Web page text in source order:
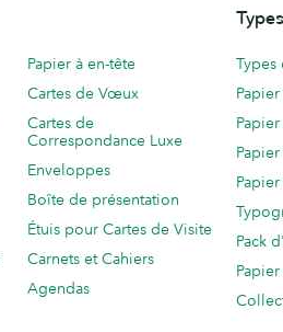
Papier à en-tête
Cartes de Vœux
Cartes de
Correspondance Luxe
Enveloppes
Boîte de présentation
Étuis pour Cartes de Visite
Carnets et Cahiers
Agendas
Pack